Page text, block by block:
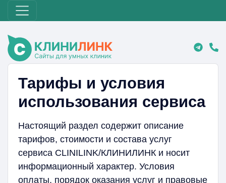
Тарифы и условия
использования сервиса
Настоящий раздел содержит описание
тарифов, стоимости и состава услуг
сервиса CLINILINK/КЛИНИЛИНК и носит
информационный характер. Условия
оплаты, порядок оказания услуг и правовые